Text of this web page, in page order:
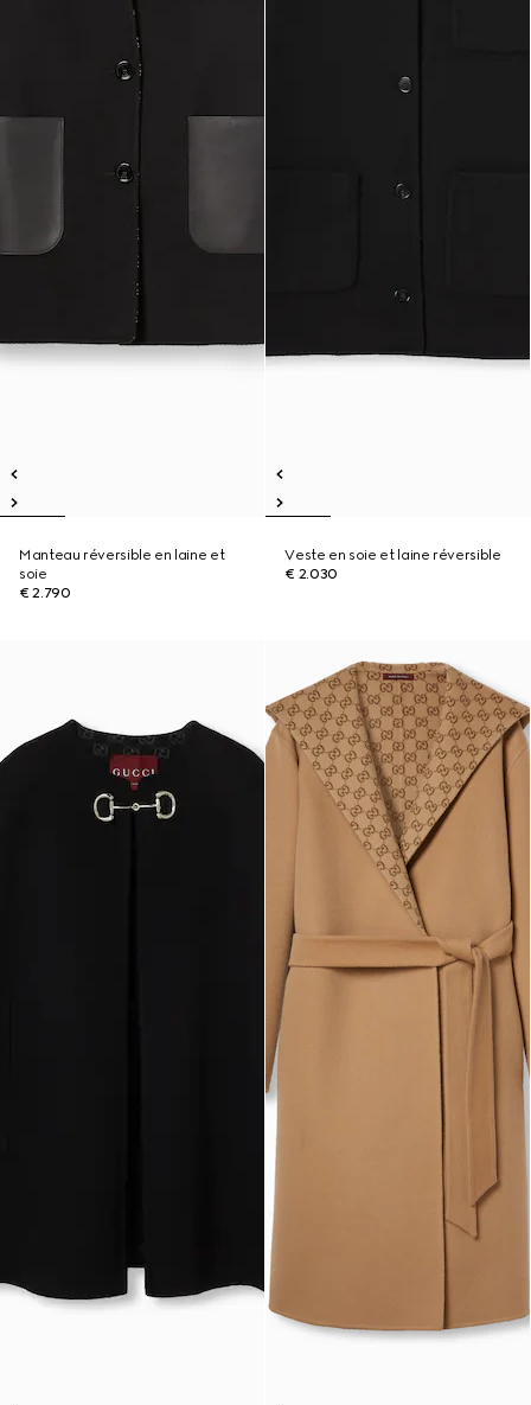
Manteau réversible en laine et
soie
€ 2.790
Veste en soie et laine réversible
€ 2.030